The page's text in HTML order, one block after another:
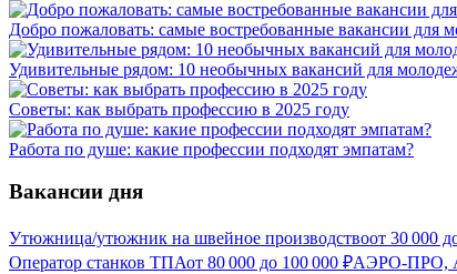
Добро пожаловать: самые востребованные вакансии для
Удивительные рядом: 10 необычных вакансий для
Советы: как выбрать профессию в 2025 году
Работа по душе: какие профессии подходят эмпатам?
Вакансии дня
Утюжница/утюжник на швейное производствоот 30 000
Оператор станков ТПАот 80 000 до 100 000 ₽АЭРО-ПРО,